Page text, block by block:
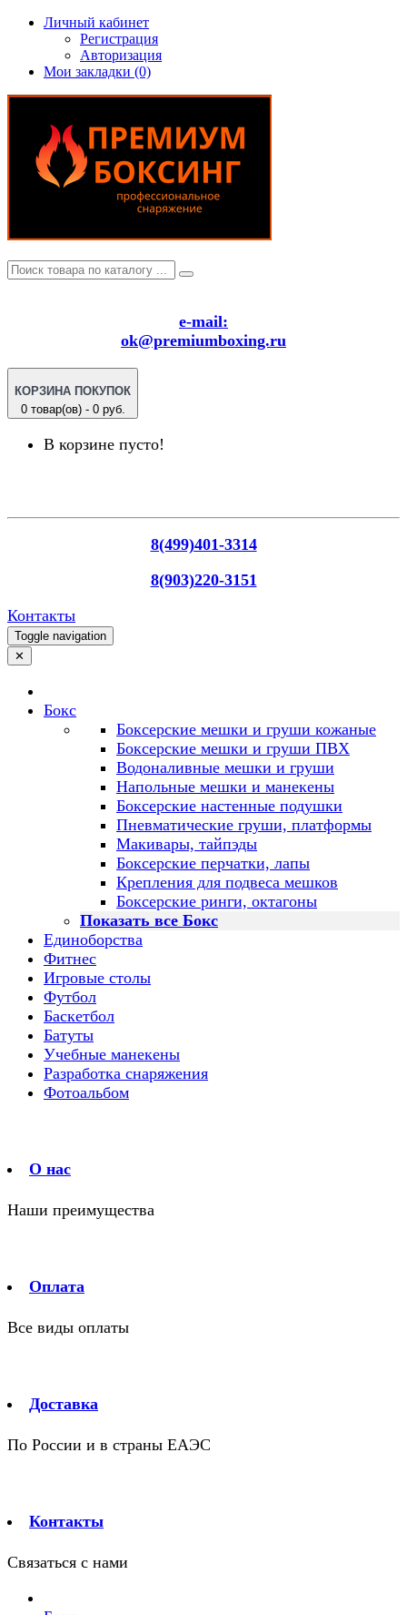
Личный кабинет
Регистрация
Авторизация
Мои закладки (0)
e-mail:
ok@premiumboxing.ru
КОРЗИНА ПОКУПОК
0 товар(ов) - 0 руб.
В корзине пусто!
8(499)401-3314
8(903)220-3151
Контакты
Toggle navigation
✕
Бокс
Боксерские мешки и груши кожаные
Боксерские мешки и груши ПВХ
Водоналивные мешки и груши
Напольные мешки и манекены
Боксерские настенные подушки
Пневматические груши, платформы
Макивары, тайпэды
Боксерские перчатки, лапы
Крепления для подвеса мешков
Боксерские ринги, октагоны
Показать все Бокс
Единоборства
Фитнес
Игровые столы
Футбол
Баскетбол
Батуты
Учебные манекены
Разработка снаряжения
Фотоальбом
О нас
Наши преимущества
Оплата
Все виды оплаты
Доставка
По России и в страны ЕАЭС
Контакты
Связаться с нами